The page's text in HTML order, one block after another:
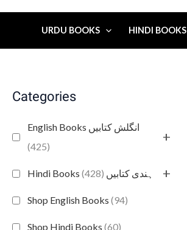
URDU BOOKS HINDI BOOKS
Categories
English Books انگلش کتابیں
(425)
+
Hindi Books ہندی کتابیں (428) +
Shop English Books (94)
Shop Hindi Books (60)